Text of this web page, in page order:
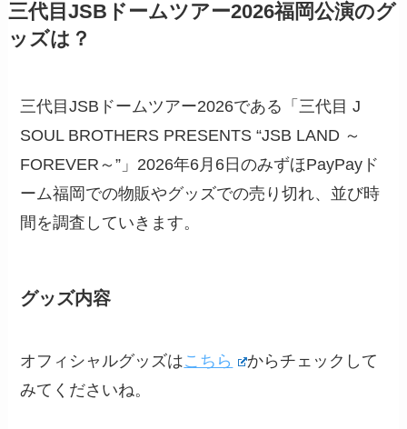
三代目JSBドームツアー2026福岡公演のグ
ッズは？
三代目JSBドームツアー2026である「三代目 J
SOUL BROTHERS PRESENTS “JSB LAND ～
FOREVER～”」2026年6月6日のみずほPayPayド
ーム福岡での物販やグッズでの売り切れ、並び時
間を調査していきます。
グッズ内容
オフィシャルグッズはこちら
からチェックして
みてくださいね。